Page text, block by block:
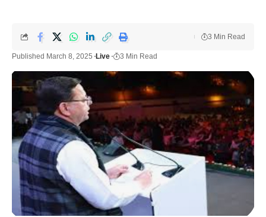
Published March 8, 2025 Live 3 Min Read
3 Min Read